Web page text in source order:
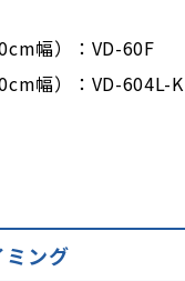
幅）：VD-60F
幅）：VD-604L-K
ミング